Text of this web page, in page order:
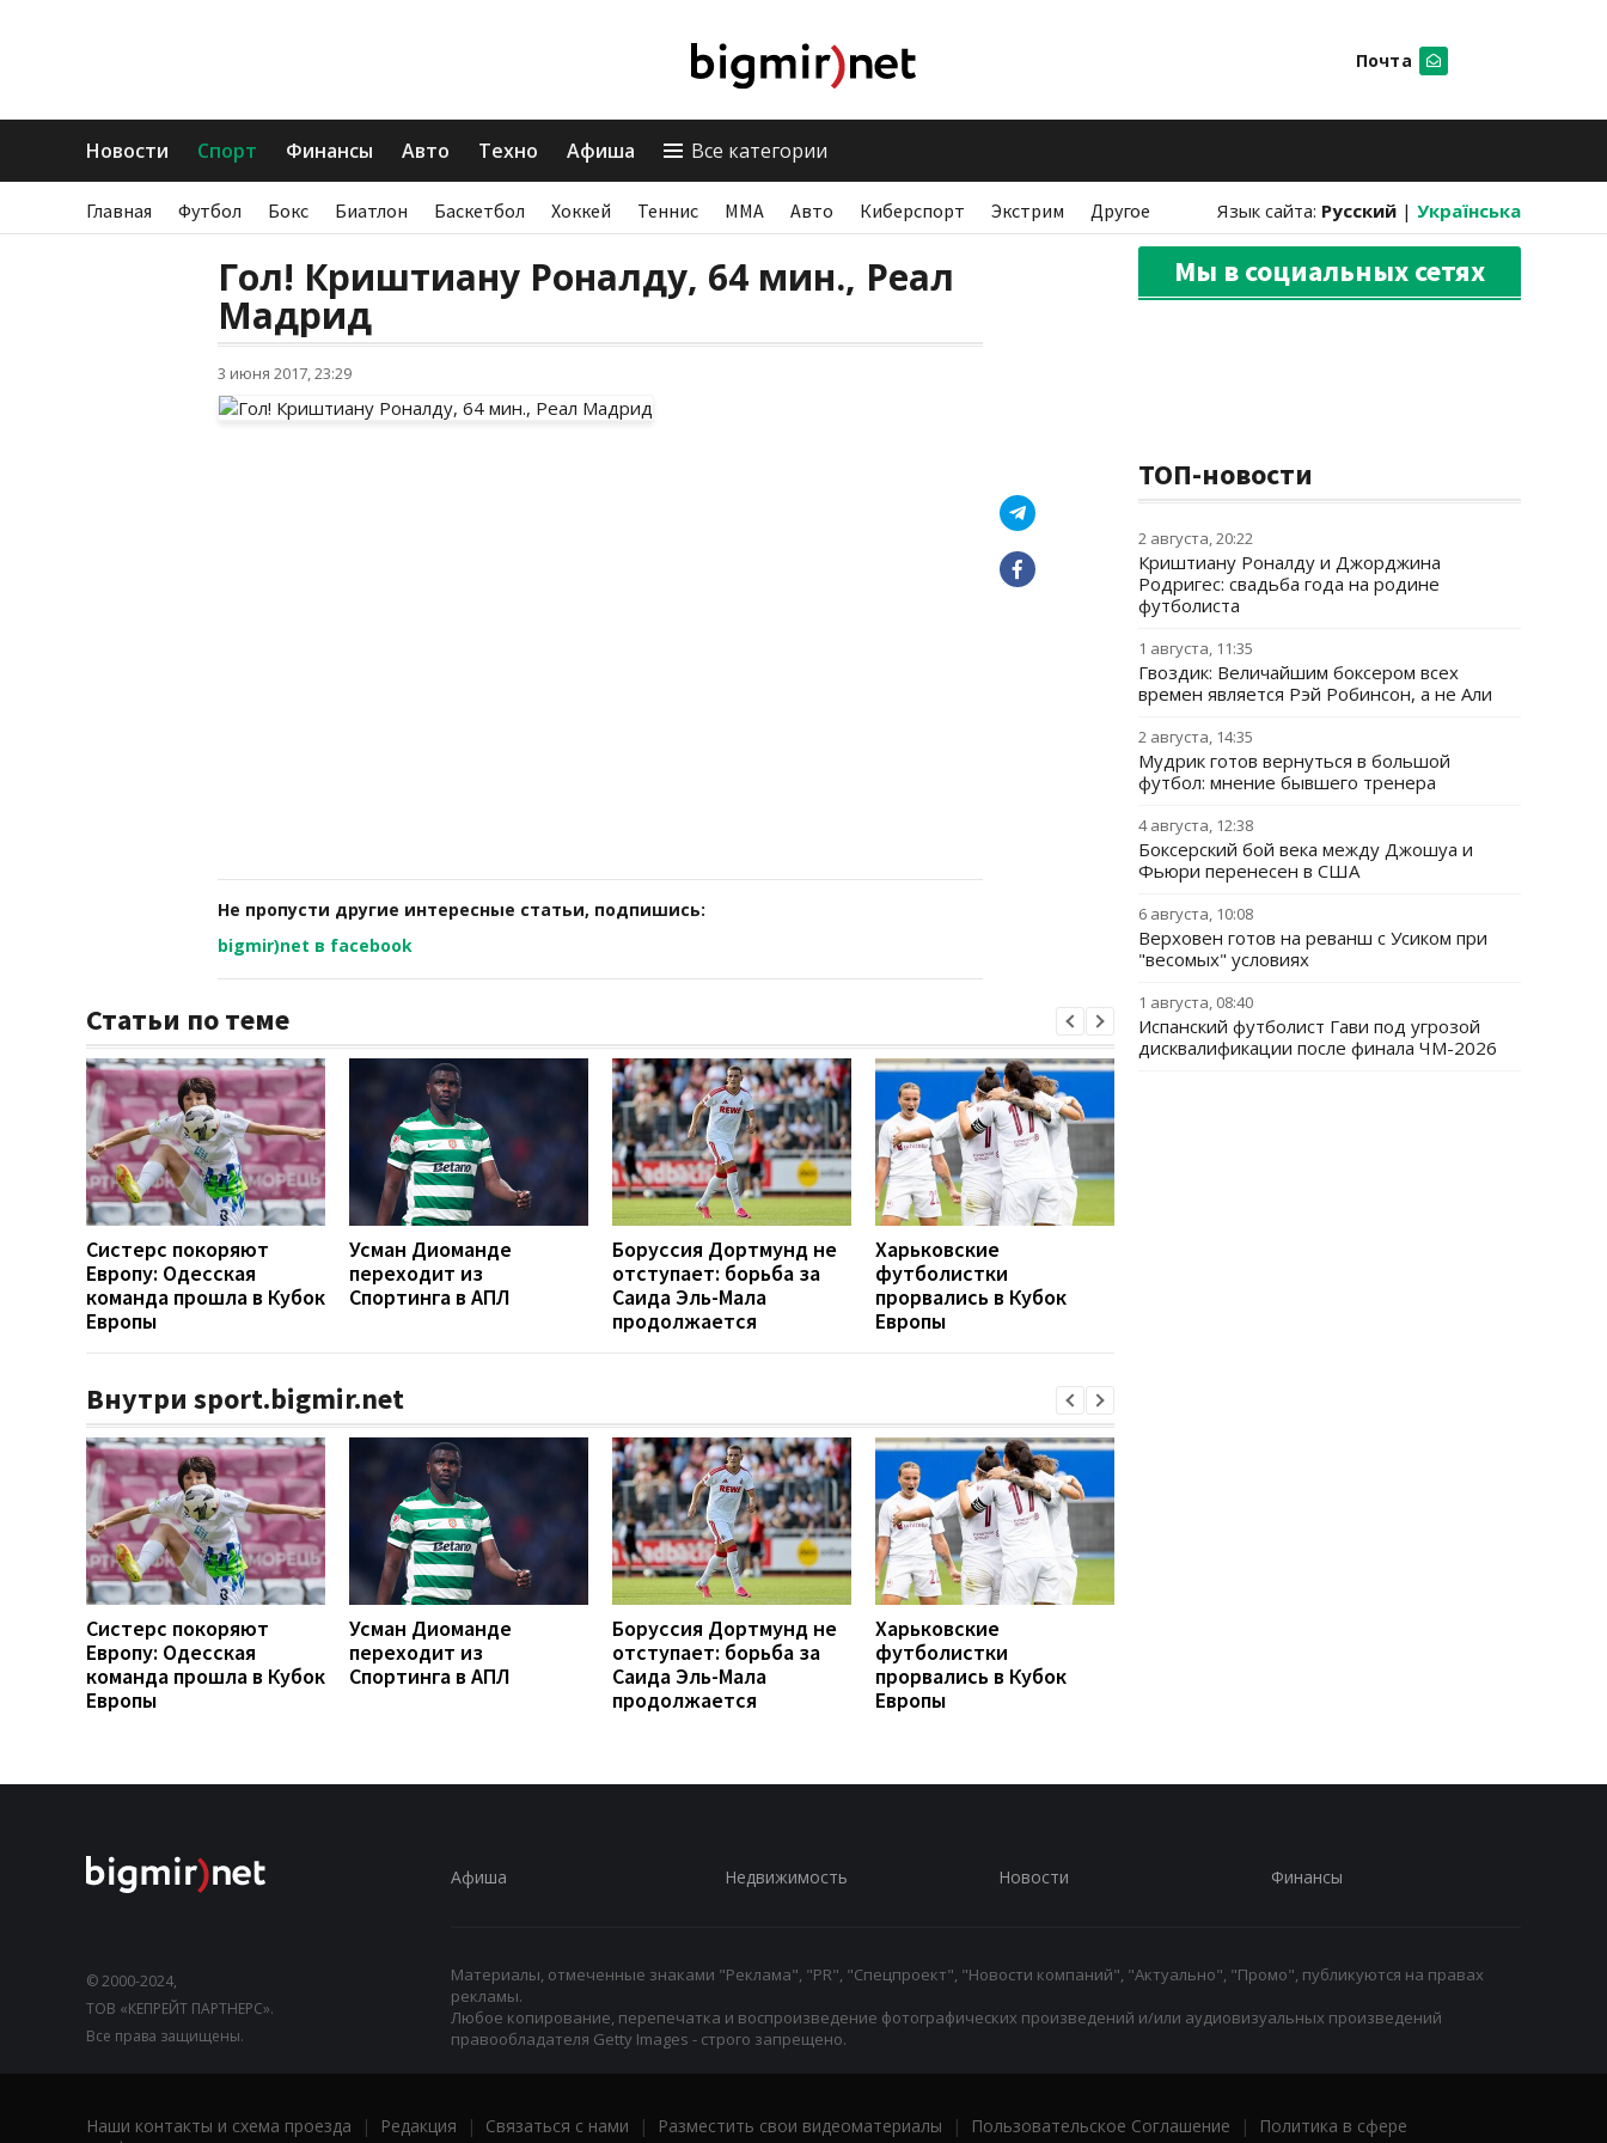
Почта
Новости Спорт Финансы Авто Техно Афиша Все категории
Главная Футбол Бокс Биатлон Баскетбол Хоккей Теннис ММА Авто Киберспорт Экстрим Другое Язык сайта: Русский | Українська
Гол! Криштиану Роналду, 64 мин., Реал
Мадрид
3 июня 2017, 23:29
Не пропусти другие интересные статьи, подпишись:
bigmir)net в facebook
Статьи по теме
Систерс покоряют
Европу: Одесская
команда прошла в Кубок
Европы
Усман Диоманде
переходит из
Спортинга в АПЛ
Боруссия Дортмунд не
отступает: борьба за
Саида Эль-Мала
продолжается
Харьковские
футболистки
прорвались в Кубок
Европы
Внутри sport.bigmir.net
Систерс покоряют
Европу: Одесская
команда прошла в Кубок
Европы
Усман Диоманде
переходит из
Спортинга в АПЛ
Боруссия Дортмунд не
отступает: борьба за
Саида Эль-Мала
продолжается
Харьковские
футболистки
прорвались в Кубок
Европы
Мы в социальных сетях
ТОП-новости
2 августа, 20:22
Криштиану Роналду и Джорджина
Родригес: свадьба года на родине
футболиста
1 августа, 11:35
Гвоздик: Величайшим боксером всех
времен является Рэй Робинсон, а не Али
2 августа, 14:35
Мудрик готов вернуться в большой
футбол: мнение бывшего тренера
4 августа, 12:38
Боксерский бой века между Джошуа и
Фьюри перенесен в США
6 августа, 10:08
Верховен готов на реванш с Усиком при
"весомых" условиях
1 августа, 08:40
Испанский футболист Гави под угрозой
дисквалификации после финала ЧМ-2026
© 2000-2024,
ТОВ «КЕПРЕЙТ ПАРТНЕРС».
Все права защищены.
Афиша Недвижимость Новости Финансы
Материалы, отмеченные знаками "Реклама", "PR", "Спецпроект", "Новости компаний", "Актуально", "Промо", публикуются на правах
рекламы.
Любое копирование, перепечатка и воспроизведение фотографических произведений и/или аудиовизуальных произведений
правообладателя Getty Images - строго запрещено.
Наши контакты и схема проезда | Редакция | Связаться с нами | Разместить свои видеоматериалы | Пользовательское Соглашение |
Политика в сфере